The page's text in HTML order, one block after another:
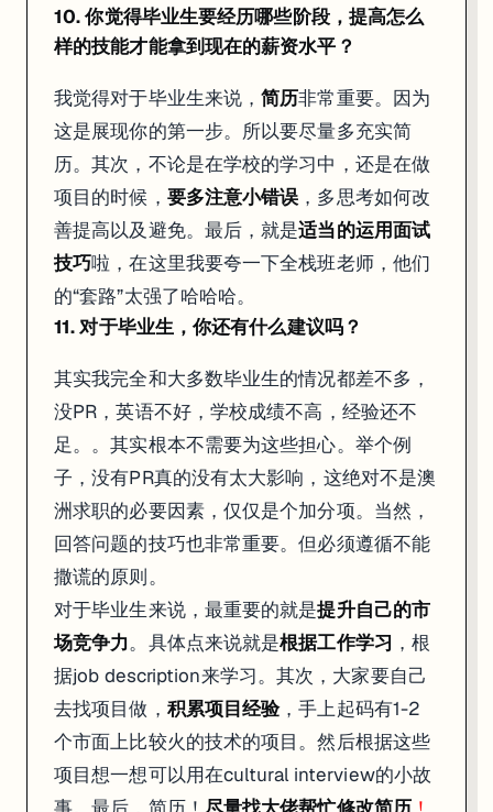
令人羡慕的高薪offer
8. 觉得匠人和Web全栈班都给你带来了怎么样具体的帮助？
从技术方面来说，因为老师是senior的职位，所以他在讲课的时候都是
从简历方面来说，上课前，我是投一个死一个，得不到对方公司的任何
9. 如果没有学习Web全栈班，你觉得在找工作的时候会遇到怎么样的问
不仅仅可能会遇到技术不足的问题，投简历得不到回应让我十分迷茫
10. 你觉得毕业生要经历哪些阶段，提高怎么样的技能才能拿到现在的
我觉得对于毕业生来说，简历
非常重要。因为这是展现你的第一步。
11. 对于毕业生，你还有什么建议吗？
其实我完全和大多数毕业生的情况都差不多，没PR，英语不好，学校
12. 对于即将 & 在上全栈班的小伙伴，你有什么建议呢？
我对于即将要上以及在上全栈班的小伙伴来说，一定要有基础！一定
我要再夸一次全栈班的老师，尤其是给我最多帮助的龙哥和锤姐。只要
10. 你觉得毕业生要经历哪些阶段，提高怎么
样的技能才能拿到现在的薪资水平？
我觉得对于毕业生来说，简历非常重要。因为
这是展现你的第一步。所以要尽量多充实简
历。其次，不论是在学校的学习中，还是在做
项目的时候， 要多注意小错误 ，多思考如何改
善提高以及避免。最后，就是适当的运用面试
技巧啦，在这里我要夸一下全栈班老师，他们
的“套路”太强了哈哈哈。
11. 对于毕业生，你还有什么建议吗？
其实我完全和大多数毕业生的情况都差不多，
没PR，英语不好，学校成绩不高，经验还不
足。。其实根本不需要为这些担心。举个例
子，没有PR真的没有太大影响，这绝对不是澳
洲求职的必要因素，仅仅是个加分项。当然，
回答问题的技巧也非常重要。但必须遵循不能
撒谎的原则。
对于毕业生来说，最重要的就是提升自己的市
场竞争力。具体点来说就是根据工作学习 ，根
据job description来学习。其次，大家要自己
去找项目做， 积累项目经验，手上起码有1-2
个市面上比较火的技术的项目。然后根据这些
项目想一想可以用在cultural interview的小故